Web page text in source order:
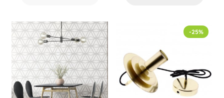
-25%